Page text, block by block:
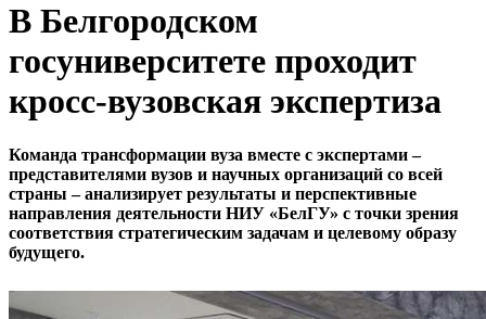
В Белгородском
госуниверситете проходит
кросс-вузовская экспертиза
Команда трансформации вуза вместе с экспертами –
представителями вузов и научных организаций со всей
страны – анализирует результаты и перспективные
направления деятельности НИУ «БелГУ» с точки зрения
соответствия стратегическим задачам и целевому образу
будущего.